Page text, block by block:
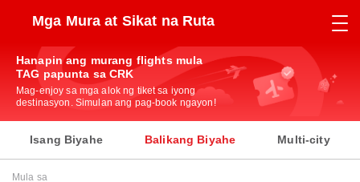
Mga Mura at Sikat na Ruta
Hanapin ang murang flights mula
TAG papunta sa CRK
Mag-enjoy sa mga alok ng tiket sa iyong
destinasyon. Simulan ang pag-book ngayon!
Isang Biyahe Balikang Biyahe Multi-city
Mula sa